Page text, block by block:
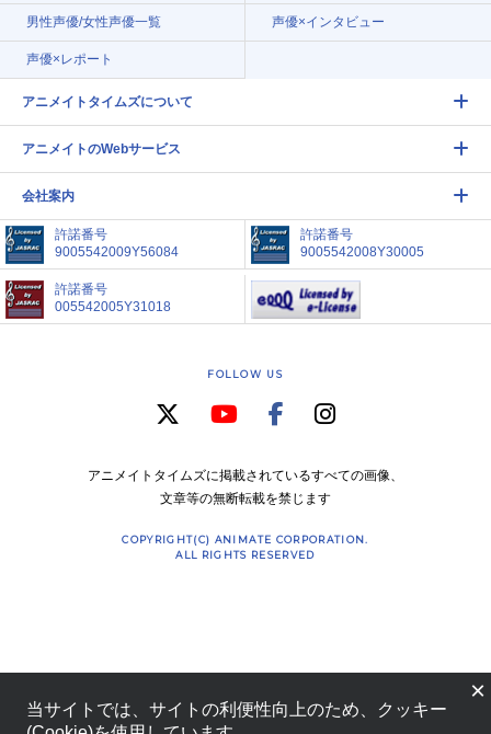
男性声優/女性声優一覧 声優×インタビュー
声優×レポート
アニメイトタイムズについて
アニメイトのWebサービス
会社案内
許諾番号
9005542009Y56084
許諾番号
9005542008Y30005
許諾番号
005542005Y31018
FOLLOW US
アニメイトタイムズに掲載されているすべての画像、
文章等の無断転載を禁じます
COPYRIGHT(C) ANIMATE CORPORATION.
ALL RIGHTS RESERVED
×
当サイトでは、サイトの利便性向上のため、クッキー